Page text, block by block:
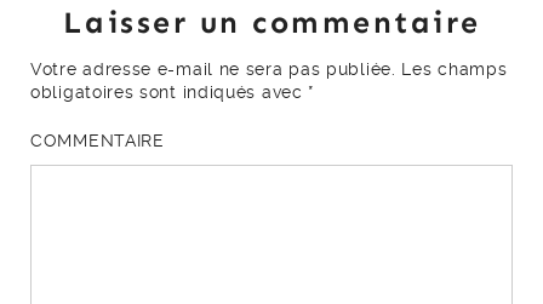
Laisser un commentaire
Votre adresse e-mail ne sera pas publiée.
Les champs
obligatoires sont indiqués avec *
COMMENTAIRE